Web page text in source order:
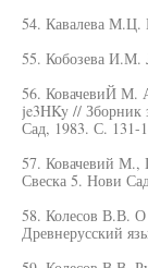
54. Кавалева М.Ц.
55. Кобозева И.М.
56. КовачевиЙ М.
je3HKy //
Сад, 1983. С. 131-
57. Ковачевий М.,
Свеска 5. Нови
58. Колесов В.В. О
Древнерусский